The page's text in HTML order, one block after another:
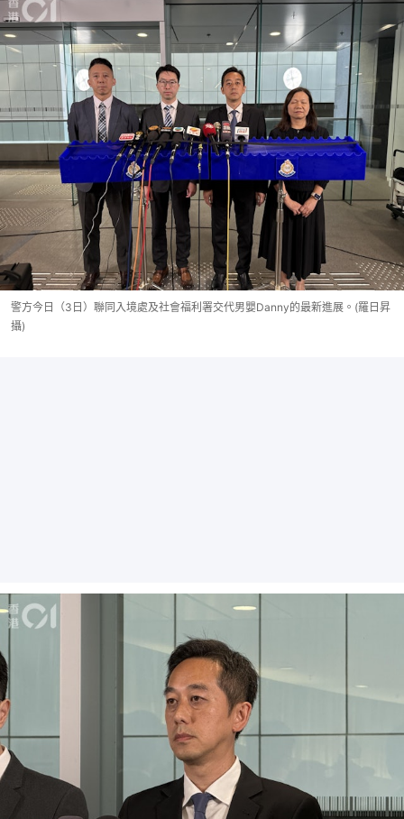
警方今日（3日）聯同入境處及社會福利署交代男嬰Danny的最新進展。(羅日昇
攝)